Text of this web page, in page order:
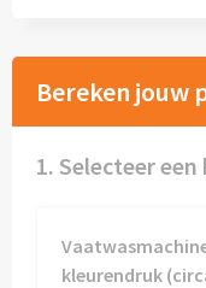
Milieuvriendelijke
Kunststof bekers
Bereken jouw
1. Selecteer
kleurendruk